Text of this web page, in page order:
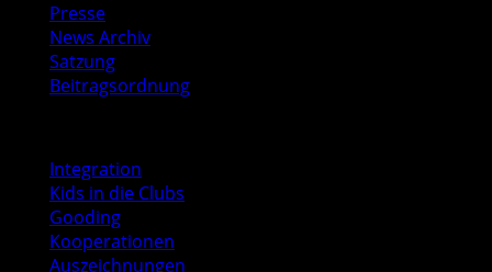
Presse
News Archiv
Satzung
Beitragsordnung
Integration
Kids in die Clubs
Gooding
Kooperationen
Auszeichnungen